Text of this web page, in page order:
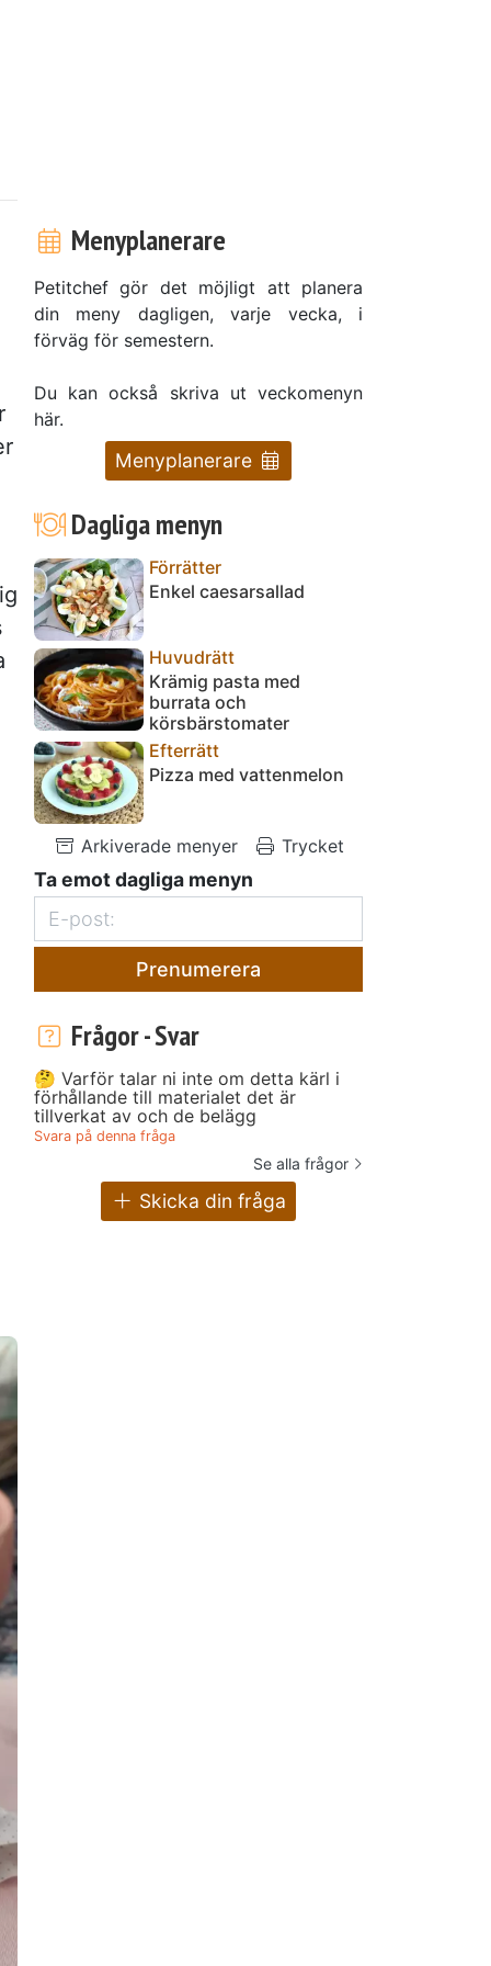
Menyplanerare
Petitchef gör det möjligt att planera
din meny dagligen, varje vecka, i
förväg för semestern.
Du kan också skriva ut veckomenyn
här.
Menyplanerare
Dagliga menyn
Förrätter
Enkel caesarsallad
Huvudrätt
Krämig pasta med
burrata och
körsbärstomater
Efterrätt
Pizza med vattenmelon
Arkiverade menyer Trycket
Ta emot dagliga menyn
Prenumerera
Frågor - Svar
🤔 Varför talar ni inte om detta kärl i
förhållande till materialet det är
tillverkat av och de belägg
Svara på denna fråga
Se alla frågor
Skicka din fråga